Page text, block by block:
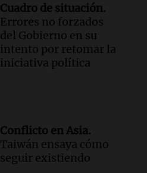
Cuadro de situación.
Errores no forzados
del Gobierno en su
intento por retomar la
iniciativa política
Conflicto en Asia.
Taiwán ensaya cómo
seguir existiendo